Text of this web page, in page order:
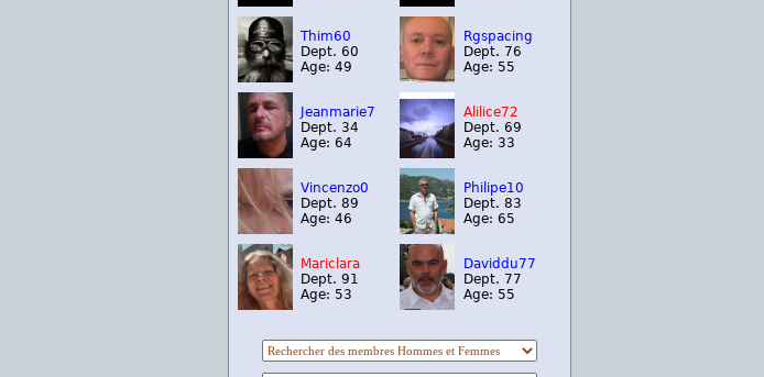
Thim60
Dept. 60
Age: 49
Rgspacing
Dept. 76
Age: 55
Jeanmarie7
Dept. 34
Age: 64
Alilice72
Dept. 69
Age: 33
Vincenzo0
Dept. 89
Age: 46
Philipe10
Dept. 83
Age: 65
Mariclara
Dept. 91
Age: 53
Daviddu77
Dept. 77
Age: 55